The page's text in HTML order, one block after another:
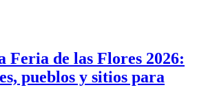
Feria de las Flores 2026:
pueblos y sitios para